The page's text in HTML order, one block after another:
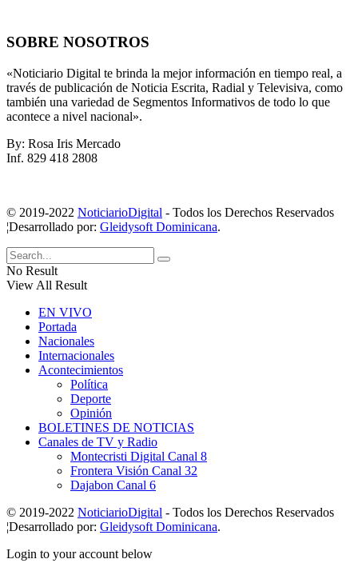
SOBRE NOSOTROS
«Noticiario Digital te brinda la mejor información en tiempo real, a
través de publicación de Noticia Escrita, Radial y Televisiva, como
también una variedad de Segmentos Informativos de todo lo que
acontece a nivel nacional».
By: Rosa Iris Mercado
Inf. 829 418 2808
© 2019-2022 NoticiarioDigital - Todos los Derechos Reservados
¦Desarrollado por: Gleidysoft Dominicana.
No Result
View All Result
EN VIVO
Portada
Nacionales
Internacionales
Acontecimientos
Política
Deporte
Opinión
BOLETINES DE NOTICIAS
Canales de TV y Radio
Montecristi Digital Canal 8
Frontera Visión Canal 32
Dajabon Canal 6
© 2019-2022 NoticiarioDigital - Todos los Derechos Reservados
¦Desarrollado por: Gleidysoft Dominicana.
Login to your account below